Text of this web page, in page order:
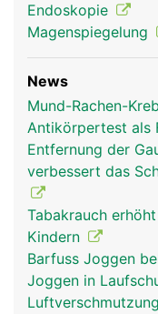
Rachen Mann
Endoskopie
Magenspiegelung
News
Mund-Rachen-
Antikörpertest als
Entfernung der
verbessert das
Tabakrauch
Kindern
Barfuss Joggen
Joggen in